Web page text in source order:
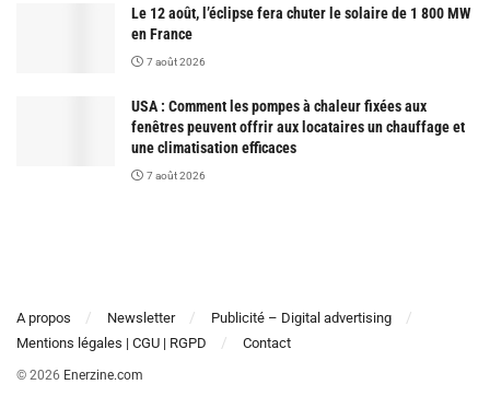
Le 12 août, l’éclipse fera chuter le solaire de 1 800 MW
en France
7 août 2026
USA : Comment les pompes à chaleur fixées aux
fenêtres peuvent offrir aux locataires un chauffage et
une climatisation efficaces
7 août 2026
A propos Newsletter
Publicité – Digital advertising
Mentions légales | CGU | RGPD
Contact
© 2026 Enerzine.com